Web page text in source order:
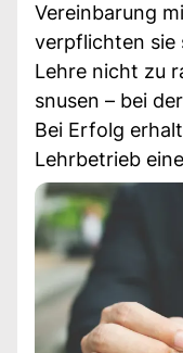
Vereinbarung
verpflichten sie
Lehre nicht zu
snusen – bei
Bei Erfolg
Lehrbetrieb